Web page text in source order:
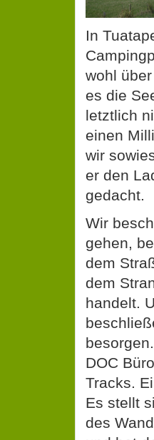
In
wohl
es die
letztlich
einen
wir
er den
gedacht.
Wir
gehen,
dem
dem
handelt.
DOC
Tracks.
Es stellt
des